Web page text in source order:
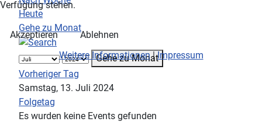
Heute
Gehe zu Monat
Gehe zu Monat
Vorheriger Tag
Samstag, 13. Juli 2024
Folgetag
Es wurden keine Events gefunden
Verfügung stehen.
Akzeptieren
Ablehnen
Weitere Informationen|Impressum